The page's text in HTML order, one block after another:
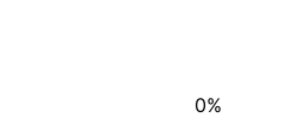
0%